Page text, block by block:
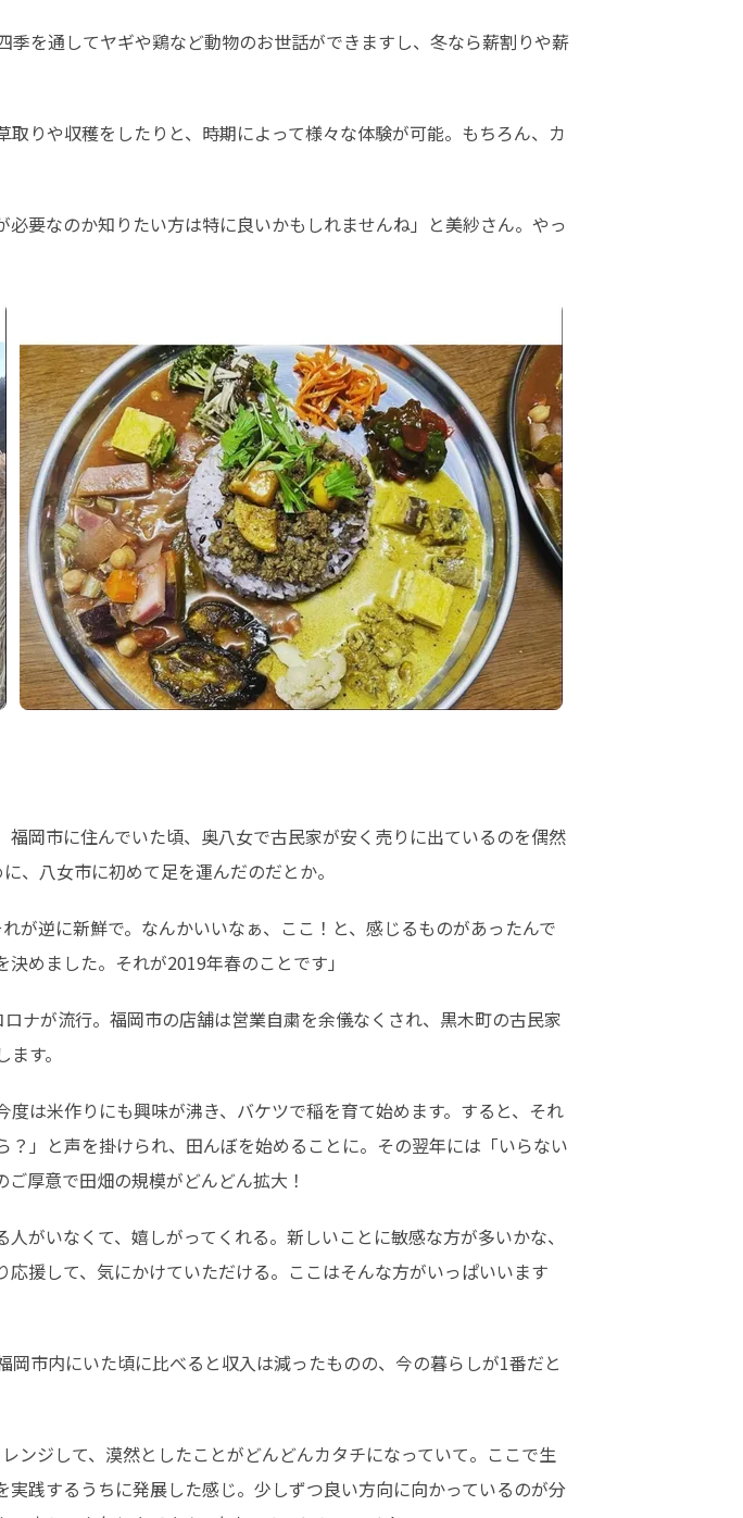
を通してヤギや鶏など動物のお世話ができますし、冬なら薪割りや薪
りや収穫をしたりと、時期によって様々な体験が可能。もちろん、カ
要なのか知りたい方は特に良いかもしれませんね」と美紗さん。やっ
岡市に住んでいた頃、奥八女で古民家が安く売りに出ているのを偶然
、八女市に初めて足を運んだのだとか。
が逆に新鮮で。なんかいいなぁ、ここ！と、感じるものがあったんで
めました。それが2019年春のことです」
ナが流行。福岡市の店舗は営業自粛を余儀なくされ、黒木町の古民家
す。
は米作りにも興味が沸き、バケツで稲を育て始めます。すると、それ
」と声を掛けられ、田んぼを始めることに。その翌年には「いらない
厚意で田畑の規模がどんどん拡大！
がいなくて、嬉しがってくれる。新しいことに敏感な方が多いかな、
援して、気にかけていただける。ここはそんな方がいっぱいいます
市内にいた頃に比べると収入は減ったものの、今の暮らしが1番だと
ンジして、漠然としたことがどんどんカタチになっていて。ここで生
践するうちに発展した感じ。少しずつ良い方向に向かっているのが分